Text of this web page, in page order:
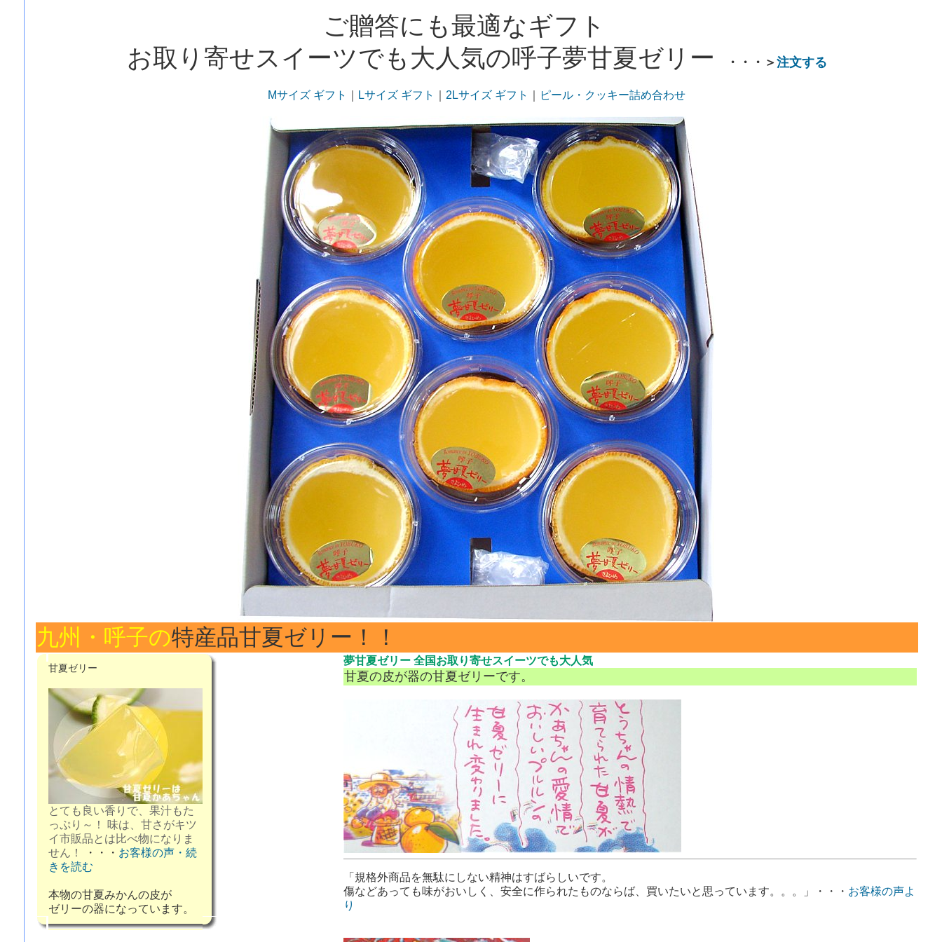
ご贈答にも最適なギフト
お取り寄せスイーツでも大人気の呼子夢甘夏ゼリー
・・・＞注文する
Mサイズ ギフト Lサイズ ギフト 2Lサイズ ギフト ピール・クッキー詰め合わせ
九州・呼子の特産品甘夏ゼリー！！
甘夏ゼリー
とても良い香りで、果汁もた
っぷり～！ 味は、甘さがキツ
イ市販品とは比べ物になりま
せん！
・・・ お客様の声・続
きを読む
本物の甘夏みかんの皮が
ゼリーの器になっています。
夢甘夏ゼリー 全国お取り寄せスイーツでも大人気
甘夏の皮が器の甘夏ゼリーです。
「規格外商品を無駄にしない精神はすばらしいです。
傷などあっても味がおいしく、安全に作られたものならば、買いたいと思っています。。。」・・・ お客様の声よ
り